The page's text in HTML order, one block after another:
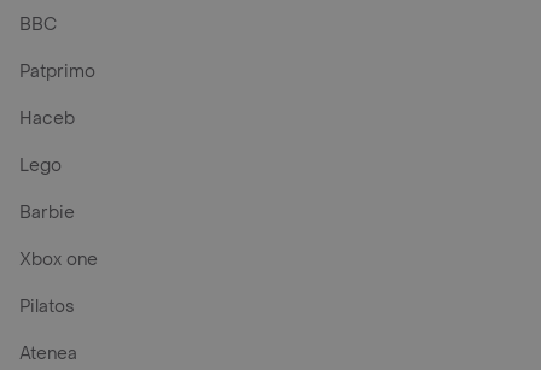
BBC
Patprimo
Haceb
Lego
Barbie
Xbox one
Pilatos
Atenea